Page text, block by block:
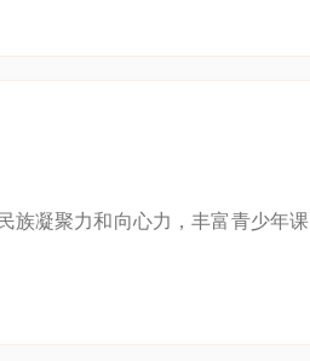
族凝聚力和向心力，丰富青少年课